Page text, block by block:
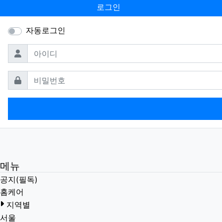
로그인
자동로그인
아이디
필수
비밀번호필수
메뉴
공지(필독)
홈케어
지역별
서울